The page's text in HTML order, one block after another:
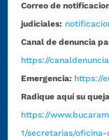
Correo de
judiciales:
Canal de denuncia
https://
Emergencia: https://
Radique aquí su
https://
1/secretarias/